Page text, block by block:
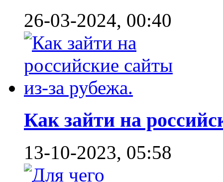
26-03-2024, 00:40
Как зайти на
13-10-2023, 05:58